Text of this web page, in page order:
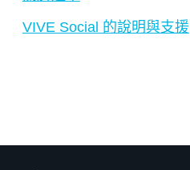
VIVE Social 的說明與支援